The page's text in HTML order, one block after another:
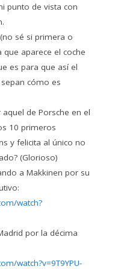
punto de vista con
sé si primera o
que aparece el coche
es para que así el
cómo es
de Porsche en el
10 primeros
y felicita al único no
(Glorioso)
a Makkinen por su
watch?
por la décima
watch?v=9T9YPU-